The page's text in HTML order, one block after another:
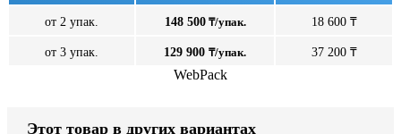
от 2 упак. 148 500₸/упак. 18 600 ₸
от 3 упак. 129 900 ₸/упак. 37 200 ₸
WebPack
Этот товар в других вариантах